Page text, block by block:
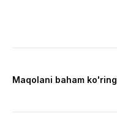
Maqolani baham ko'ring